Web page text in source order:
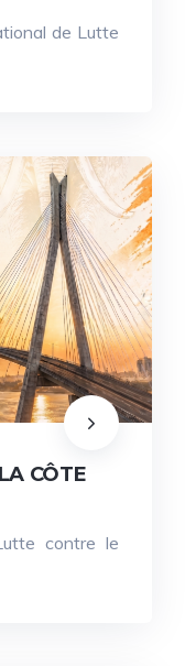
de Lutte
CÔTE
contre le